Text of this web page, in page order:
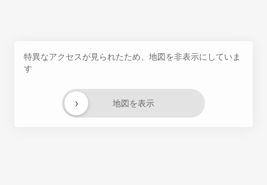
特異なアクセスが見られたため、地図を非表示にしていま
す
地図を表示
›